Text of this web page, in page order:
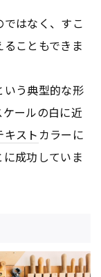
はなく、すこ
こともできま
いう典型的な形
ールの白に近
キスト カラーに
成功していま